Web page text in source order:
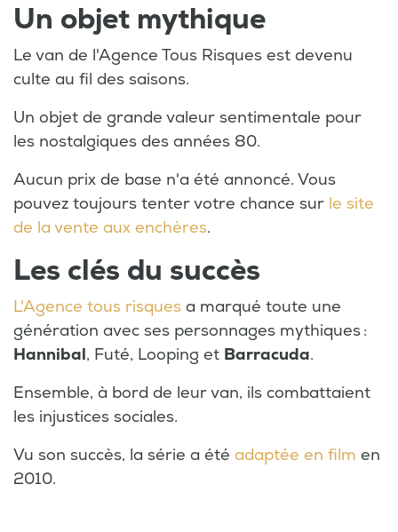
Un objet mythique
Le van de l'Agence Tous Risques est devenu
culte au fil des saisons.
Un objet de grande valeur sentimentale pour
les nostalgiques des années 80.
Aucun prix de base n'a été annoncé. Vous
pouvez toujours tenter votre chance sur le site
de la vente aux enchères.
Les clés du succès
L'Agence tous risques a marqué toute une
génération avec ses personnages mythiques :
Hannibal, Futé, Looping et Barracuda.
Ensemble, à bord de leur van, ils combattaient
les injustices sociales.
Vu son succès, la série a été adaptée en film en
2010.